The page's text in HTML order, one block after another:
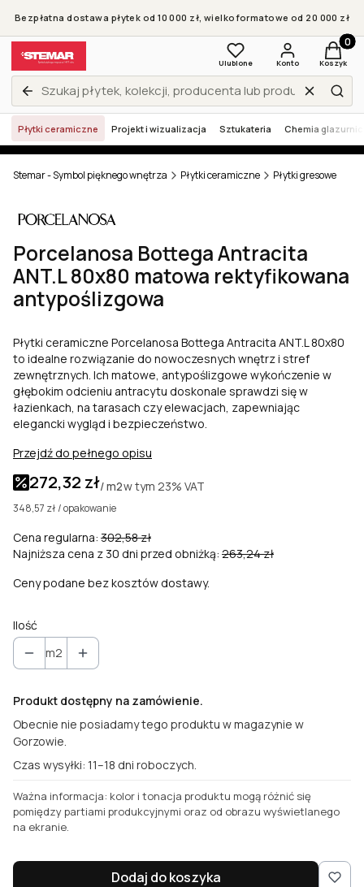
Bezpłatna dostawa płytek od 10 000 zł, wielkoformatowe od 20 000 zł
Zamknij wyszukiwarkę
Wyczyść
Ulubione Konto Koszyk
Płytki ceramiczne Projekt i wizualizacja Sztukateria Chemia
Stemar - Symbol pięknego wnętrza Płytki ceramiczne Płytki gresowe
Porcelanosa Bottega Antracita
ANT.L 80x80 matowa rektyfikowana
antypoślizgowa
Płytki ceramiczne Porcelanosa Bottega Antracita ANT.L 80x80
to idealne rozwiązanie do nowoczesnych wnętrz i stref
zewnętrznych. Ich matowe, antypoślizgowe wykończenie w
głębokim odcieniu antracytu doskonale sprawdzi się w
łazienkach, na tarasach czy elewacjach, zapewniając
elegancki wygląd i bezpieczeństwo.
Przejdź do pełnego opisu
272,32 zł/ m2w tym 23% VAT
348,57 zł / opakowanie
Cena regularna: 302,58 zł
Najniższa cena z 30 dni przed obniżką: 263,24 zł
Ceny podane bez kosztów dostawy.
Ilość
m2
Produkt dostępny na zamówienie.
Obecnie nie posiadamy tego produktu w magazynie w
Gorzowie.
Czas wysyłki: 11–18 dni roboczych.
Ważna informacja: kolor i tonacja produktu mogą różnić się
pomiędzy partiami produkcyjnymi oraz od obrazu wyświetlanego
na ekranie.
Dodaj do koszyka